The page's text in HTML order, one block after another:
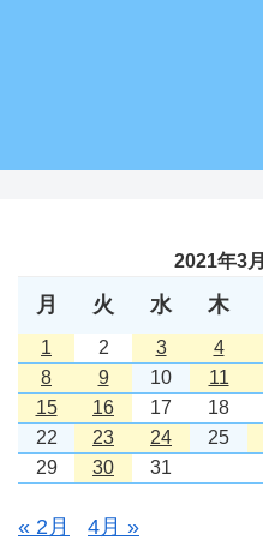
2021年3月
月 火 水 木
1 2 3 4
8
9 10 11
15
16 17 18
22
23 24 25
29
30 31
« 2月 4月 »